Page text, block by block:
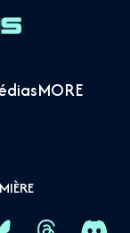
MORE